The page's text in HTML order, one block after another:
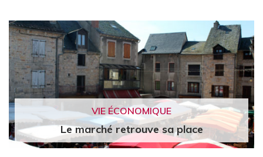
VIE ÉCONOMIQUE
Le marché retrouve sa place